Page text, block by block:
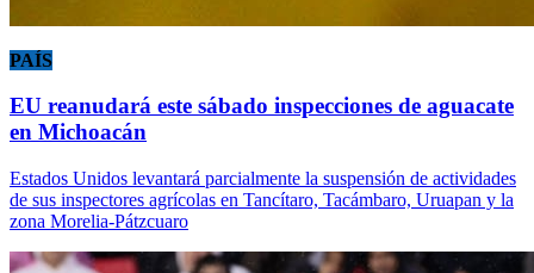
PAÍS
EU reanudará este sábado inspecciones de aguacate
en Michoacán
Estados Unidos levantará parcialmente la suspensión de actividades
de sus inspectores agrícolas en Tancítaro, Tacámbaro, Uruapan y la
zona Morelia-Pátzcuaro